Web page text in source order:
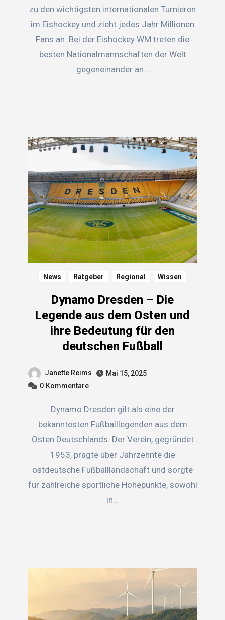
zu den wichtigsten internationalen Turnieren
im Eishockey und zieht jedes Jahr Millionen
Fans an. Bei der Eishockey WM treten die
besten Nationalmannschaften der Welt
gegeneinander an…
News Ratgeber Regional Wissen
Dynamo Dresden – Die
Legende aus dem Osten und
ihre Bedeutung für den
deutschen Fußball
Janette Reims
Mai 15, 2025
0 Kommentare
Dynamo Dresden gilt als eine der
bekanntesten Fußballlegenden aus dem
Osten Deutschlands. Der Verein, gegründet
1953, prägte über Jahrzehnte die
ostdeutsche Fußballlandschaft und sorgte
für zahlreiche sportliche Höhepunkte, sowohl
in…